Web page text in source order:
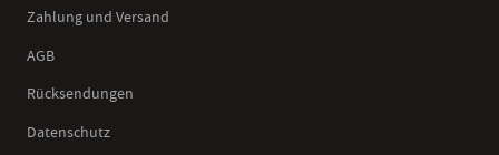
Zahlung und Versand
AGB
Rücksendungen
Datenschutz